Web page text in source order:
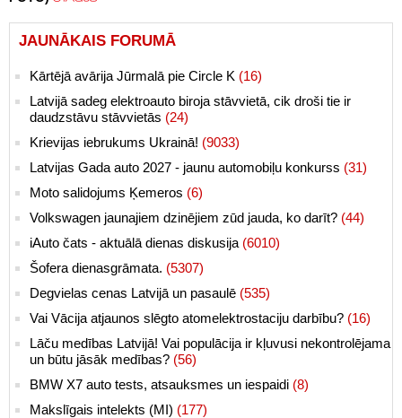
JAUNĀKAIS FORUMĀ
Kārtējā avārija Jūrmalā pie Circle K (16)
Latvijā sadeg elektroauto biroja stāvvietā, cik droši tie ir
daudzstāvu stāvvietās (24)
Krievijas iebrukums Ukrainā! (9033)
Latvijas Gada auto 2027 - jaunu automobiļu konkurss (31)
Moto salidojums Ķemeros (6)
Volkswagen jaunajiem dzinējiem zūd jauda, ko darīt? (44)
iAuto čats - aktuālā dienas diskusija (6010)
Šofera dienasgrāmata. (5307)
Degvielas cenas Latvijā un pasaulē (535)
Vai Vācija atjaunos slēgto atomelektrostaciju darbību? (16)
Lāču medības Latvijā! Vai populācija ir kļuvusi nekontrolējama
un būtu jāsāk medības? (56)
BMW X7 auto tests, atsauksmes un iespaidi (8)
Makslīgais intelekts (MI) (177)